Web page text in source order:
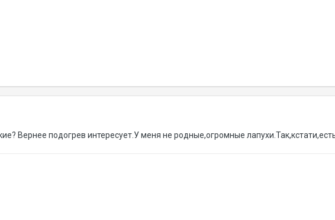
Вернее подогрев интересует.У меня не родные,огромные